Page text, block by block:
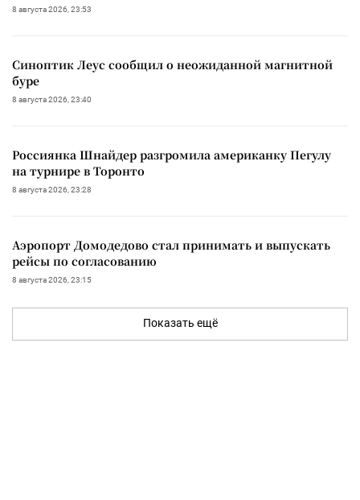
8 августа 2026, 23:53
Синоптик Леус сообщил о неожиданной магнитной
буре
8 августа 2026, 23:40
Россиянка Шнайдер разгромила американку Пегулу
на турнире в Торонто
8 августа 2026, 23:28
Аэропорт Домодедово стал принимать и выпускать
рейсы по согласованию
8 августа 2026, 23:15
Показать ещё